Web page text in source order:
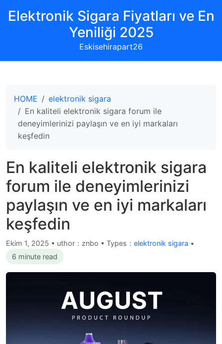
Elektronik Sigara Fiyatları ve En
Yeniliği 2025
Eskisehirapart26
HOME
elektronik sigara
En kaliteli elektronik sigara forum ile
deneyimlerinizi paylaşın ve en iyi markaları
keşfedin
En kaliteli elektronik sigara
forum ile deneyimlerinizi
paylaşın ve en iyi markaları
keşfedin
Ekim 1, 2025 • uthor：znbo • Types： elektronik sigara •
6 minute read